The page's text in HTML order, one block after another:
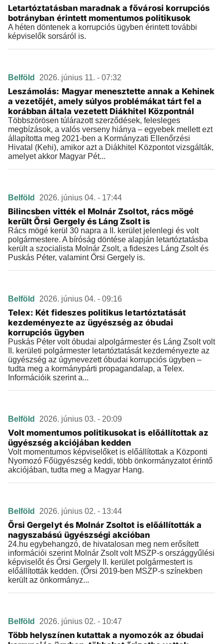
Letartóztatásban maradnak a fővárosi korrupciós
botrányban érintett momentumos politikusok
A héten döntenek a korrupciós ügyben érintett további
képviselők sorsáról is.
Belföld 2026. június 11. - 07:32
Leszámolás: Magyar menesztette annak a Kehinek
a vezetőjét, amely súlyos problémákat tárt fel a
korábban általa vezetett Diákhitel Központnál
Többszörösen túlárazott szerződések, felesleges
megbízások, a valós verseny hiánya – egyebek mellett ezt
állapította meg 2021-ben a Kormányzati Ellenőrzési
Hivatal (Kehi), amikor azt a Diákhitel Központot vizsgálták,
amelyet akkor Magyar Pét...
Belföld 2026. június 04. - 17:44
Bilincsben vitték el Molnár Zsoltot, rács mögé
került Őrsi Gergely és Láng Zsolt is
Rács mögé kerül 30 napra a II. kerület jelenlegi és volt
polgármestere. A bíróság döntése alapján letartóztatásba
került a szocialista Molnár Zsolt, a fideszes Láng Zsolt és
Puskás Péter, valamint Őrsi Gergely is.
Belföld 2026. június 04. - 09:16
Telex: Két fideszes politikus letartóztatását
kezdeményezte az ügyészség az óbudai
korrupciós ügyben
Puskás Péter volt óbudai alpolgármester és Láng Zsolt volt
II. kerületi polgármester letartóztatását kezdeményezte az
ügyészség az úgynevezett óbudai korrupciós ügyben –
tudta meg a kormánypárti propagandalap, a Telex.
Információik szerint a...
Belföld 2026. június 03. - 20:09
Volt momentumos politikusokat is előállítottak az
ügyészség akciójában kedden
Volt momentumos képviselőket is előállítottak a Központi
Nyomozó Főügyészség keddi, több önkormányzatot érintő
akciójában, tudta meg a Magyar Hang.
Belföld 2026. június 02. - 13:44
Őrsi Gergelyt és Molnár Zsoltot is előállították a
nagyszabású ügyészségi akcióban
24.hu egybehangzó, de hivatalosan meg nem erősített
információi szerint Molnár Zsolt volt MSZP-s országgyűlési
képviselőt és Őrsi Gergely II. kerület polgármestert is
előállították kedden. (Őrsi 2019-ben MSZP-s színekben
került az önkormányz...
Belföld 2026. június 02. - 10:47
Több helyszínen kutattak a nyomozók az óbudai